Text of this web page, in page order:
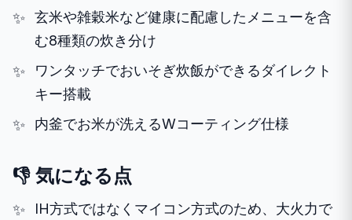
玄米や雑穀米など健康に配慮したメニューを含
む8種類の炊き分け
ワンタッチでおいそぎ炊飯ができるダイレクト
キー搭載
内釜でお米が洗えるWコーティング仕様
👎 気になる点
IH方式ではなくマイコン方式のため、大火力で